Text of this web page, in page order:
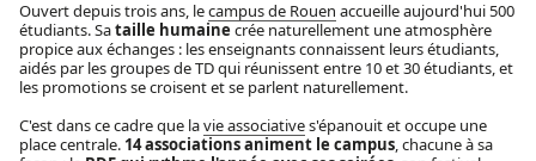
Ouvert depuis trois ans, lecampus de Rouen accueille aujourd'hui 500
étudiants. Sataille humaine crée naturellement une atmosphère
propice aux échanges : les enseignants connaissent leurs étudiants,
aidés par les groupes de TD qui réunissent entre 10 et 30 étudiants, et
les promotions se croisent et se parlent naturellement.
C'est dans ce cadre que lavie associatives'épanouit et occupe une
place centrale. 14 associations animent le campus , chacune à sa